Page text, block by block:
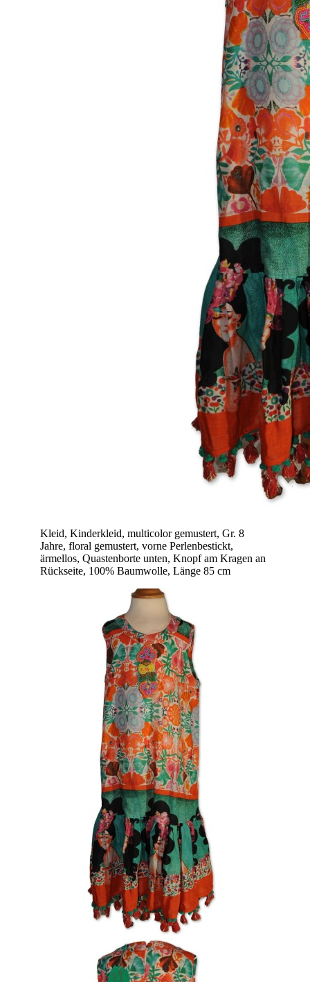
Kleid, Kinderkleid, multicolor gemustert, Gr. 8
Jahre, floral gemustert, vorne Perlenbestickt,
ärmellos, Quastenborte unten, Knopf am Kragen an
Rückseite, 100% Baumwolle, Länge 85 cm